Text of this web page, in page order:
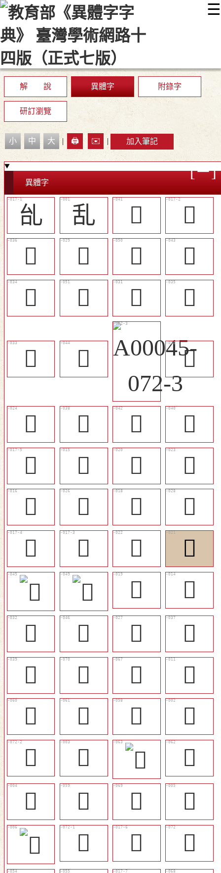
☰
::: 最新消息 常見問題 編輯說明
顯示模式
網站導覽
解 說 異體字 附錄字
研訂瀏覽
小 中 大 | 🖨️ ✉️ | 加入筆記
異體字
乨 乱 󰃦
𠃶
󰃡
󰃚 󰃭
󰃨
󰃟
󰃮 󰃜 󰃠
󰃞 󰃩 󰃛
󰃖 󰃣 󰃧
󰃥
󰃎
󰃊 󰃒
󰃕
󰃋
󰃗 󰃐
󰃙
󰃍
󰃌 󰃔
󰃓
󰃑
󰃉
󰃝
󰃫 󰃘
󰃢
󰃤
󰃻 󰃸
󰃈
󰃵
󰃶 󰃳
𠧎
󰃾
𠧏
󰃷
𠮗
󰃴 󰃺
𢮣
󰃽
󰃏
󰃼